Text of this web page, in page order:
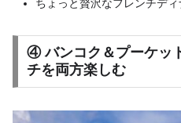
ちょっと贅沢なフレンチディ
④ バンコク＆プーケッ
チを両方楽しむ